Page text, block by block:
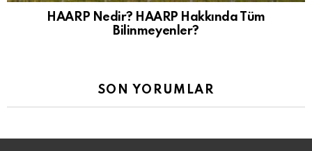
HAARP Nedir? HAARP Hakkında Tüm
Bilinmeyenler?
SON YORUMLAR